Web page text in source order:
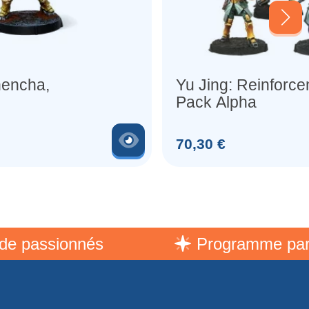
Voir le produit
Yu Jing:
Pack Alpha
Prix
70,30 €
Programme